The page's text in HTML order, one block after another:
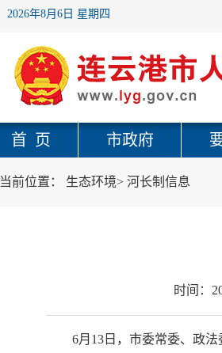
2026年8月6日 星期四
首 页 市政府
当前位置： 生态环境> 河长制信息
时间：
6月13日，市委常委、政